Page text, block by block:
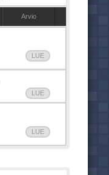
Arvio
LUE
LUE
LUE